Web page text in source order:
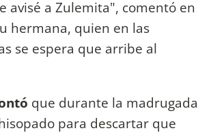
avisé a Zulemita", comentó en
hermana, quien en las
se espera que arribe al
que durante la madrugada
para descartar que